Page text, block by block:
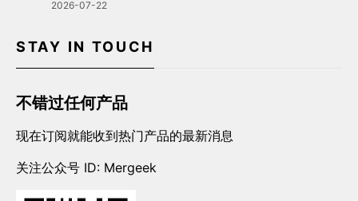
2026-07-22
STAY IN TOUCH
不错过任何产品
现在订阅就能收到热门产品的最新消息
关注公众号 ID: Mergeek